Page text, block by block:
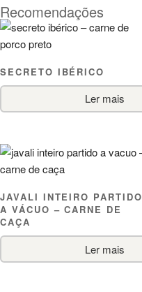
Recomendações
SECRETO IBÉRICO
Ler mais
JAVALI INTEIRO PARTIDO
A VÁCUO – CARNE DE
CAÇA
Ler mais